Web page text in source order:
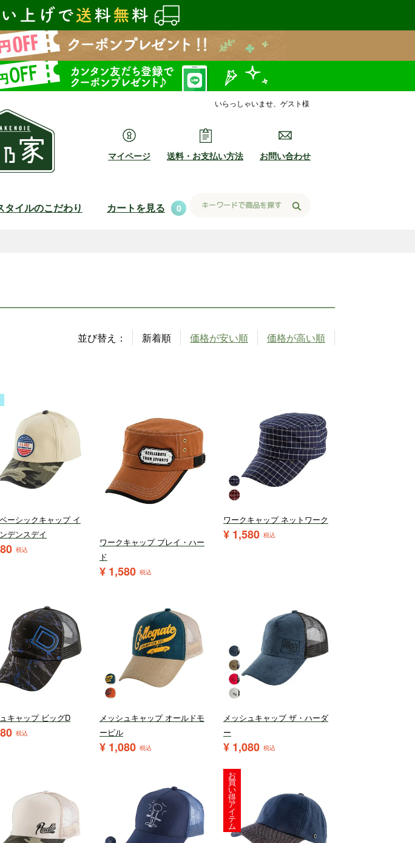
いらっしゃいませ、ゲスト様
マイページ 送料・お支払い方法 お問い合わせ
タイルのこだわり カートを見る 0
並び替え 新着順 価格が安い順 価格が高い順
ーシックキャップ イ
デンスデイ
税込
ワークキャップ プレイ・ハー
ド
¥ 1,580 税込
ワークキャップ ネットワーク
¥ 1,580 税込
キャップ ビッグD
税込
メッシュキャップ オールドモ
ービル
¥ 1,080 税込
メッシュキャップ ザ・ハーダ
ー
¥ 1,080 税込
お
買
い
得
ア
イ
テ
ム